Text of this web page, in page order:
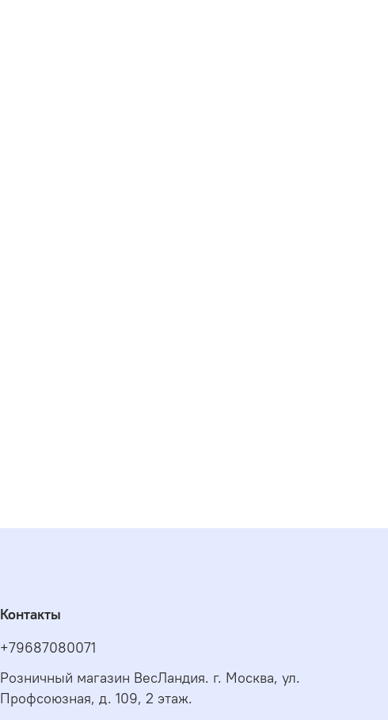
Контакты
+79687080071
Розничный магазин ВесЛандия. г. Москва, ул.
Профсоюзная, д. 109, 2 этаж.